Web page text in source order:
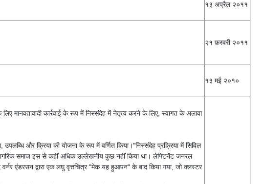
१३ अप्रैल २०११
२१ फ़रवरी २०११
१३ मई २०१०
मानवतावादी कार्रवाई के रूप में निस्संदेह में नेतृत्व करने के लिए, स्वागत के अलावा
और क्रिया की योजना के रूप में वर्णित किया।"निस्संदेह प्रक्रिया में सिविल
समाज इस से कहीं अधिक उल्लेखनीय कुछ नहीं किया था। लेफ्टिनेंट जनरल
एंडरसन द्वारा एक लघु वृत्तचित्र "मेक यह हुआपन" के बाद किया गया, जो क्लस्टर